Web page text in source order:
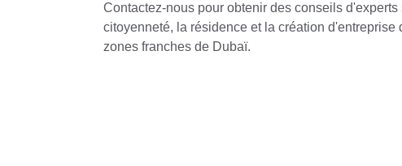
Contactez-nous pour obtenir des conseils d'experts
citoyenneté, la résidence et la création d'entreprise
zones franches de Dubaï.